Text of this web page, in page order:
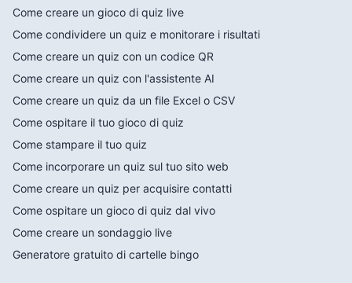
Come creare un gioco di quiz live
Come condividere un quiz e monitorare i risultati
Come creare un quiz con un codice QR
Come creare un quiz con l'assistente AI
Come creare un quiz da un file Excel o CSV
Come ospitare il tuo gioco di quiz
Come stampare il tuo quiz
Come incorporare un quiz sul tuo sito web
Come creare un quiz per acquisire contatti
Come ospitare un gioco di quiz dal vivo
Come creare un sondaggio live
Generatore gratuito di cartelle bingo